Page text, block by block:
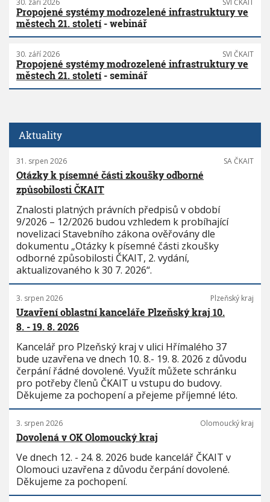
30. září 2026 SVI ČKAIT
Propojené systémy modrozelené infrastruktury ve
městech 21. století- webinář
30. září 2026 SVI ČKAIT
Propojené systémy modrozelené infrastruktury ve
městech 21. století- seminář
Aktuality
31. srpen 2026 SA ČKAIT
Otázky k písemné části zkoušky odborné
způsobilosti ČKAIT
Znalosti platných právních předpisů v období
9/2026 – 12/2026 budou vzhledem k probíhající
novelizaci Stavebního zákona ověřovány dle
dokumentu „Otázky k písemné části zkoušky
odborné způsobilosti ČKAIT, 2. vydání,
aktualizovaného k 30 7. 2026“.
3. srpen 2026 Plzeňský kraj
Uzavření oblastní kanceláře Plzeňský kraj 10.
8. - 19. 8. 2026
Kancelář pro Plzeňský kraj v ulici Hřímalého 37
bude uzavřena ve dnech 10. 8.- 19. 8. 2026 z důvodu
čerpání řádné dovolené. Využít můžete schránku
pro potřeby členů ČKAIT u vstupu do budovy.
Děkujeme za pochopení a přejeme příjemné léto.
3. srpen 2026 Olomoucký kraj
Dovolená v OK Olomoucký kraj
Ve dnech 12. - 24. 8. 2026 bude kancelář ČKAIT v
Olomouci uzavřena z důvodu čerpání dovolené.
Děkujeme za pochopení.